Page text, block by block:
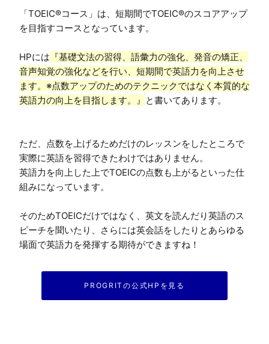
「TOEIC®コース」は、短期間でTOEIC®のスコアアップ
を目指すコースとなっています。
HPには 『基礎文法の習得、語彙力の強化、発音の矯正、
音声知覚の強化などを行い、短期間で英語力を向上させ
ます。※点数アップのためのテクニックではなく本質的な
英語力の向上を目指します。』 と書いてあります。
ただ、点数を上げるためだけのレッスンをしたところで
実際に英語を習得できたわけではありません。
英語力を向上した上でTOEICの点数も上がるといった仕
組みになっています。
そのためTOEICだけではなく、英文を読んだり英語のス
ピーチを聞いたり、さらには英会話をしたりとあらゆる
場面で英語力を発揮する期待ができますね！
PROGRITの公式HPを見る